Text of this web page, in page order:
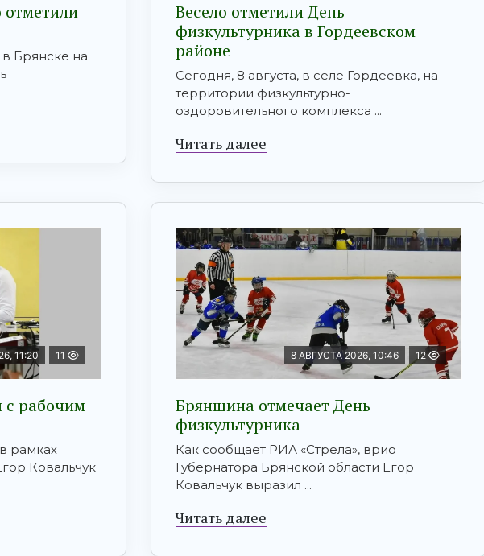
отметили
Брянске на
Весело отметили День
физкультурника в Гордеевском
районе
Сегодня, 8 августа, в селе Гордеевка, на
территории физкультурно-
оздоровительного комплекса ...
Читать далее
11:20 11
с рабочим
рамках
Ковальчук
8 АВГУСТА 2026, 10:46 12
Брянщина отмечает День
физкультурника
Как сообщает РИА «Стрела», врио
Губернатора Брянской области Егор
Ковальчук выразил ...
Читать далее